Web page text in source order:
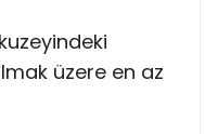
üzere en az